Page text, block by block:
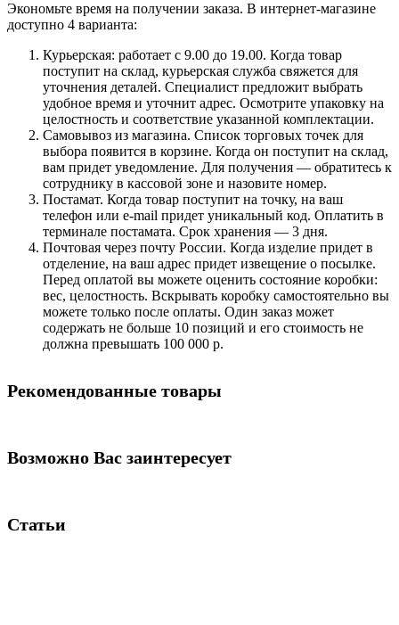
Экономьте время на получении заказа. В интернет-магазине
доступно 4 варианта:
Курьерская: работает с 9.00 до 19.00. Когда товар
поступит на склад, курьерская служба свяжется для
уточнения деталей. Специалист предложит выбрать
удобное время и уточнит адрес. Осмотрите упаковку на
целостность и соответствие указанной комплектации.
Самовывоз из магазина. Список торговых точек для
выбора появится в корзине. Когда он поступит на склад,
вам придет уведомление. Для получения — обратитесь к
сотруднику в кассовой зоне и назовите номер.
Постамат. Когда товар поступит на точку, на ваш
телефон или e-mail придет уникальный код. Оплатить в
терминале постамата. Срок хранения — 3 дня.
Почтовая через почту России. Когда изделие придет в
отделение, на ваш адрес придет извещение о посылке.
Перед оплатой вы можете оценить состояние коробки:
вес, целостность. Вскрывать коробку самостоятельно вы
можете только после оплаты. Один заказ может
содержать не больше 10 позиций и его стоимость не
должна превышать 100 000 р.
Рекомендованные товары
Возможно Вас заинтересует
Статьи